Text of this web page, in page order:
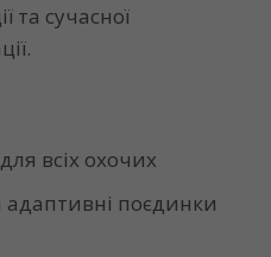
та сучасної
всіх охочих
адаптивні поєдинки